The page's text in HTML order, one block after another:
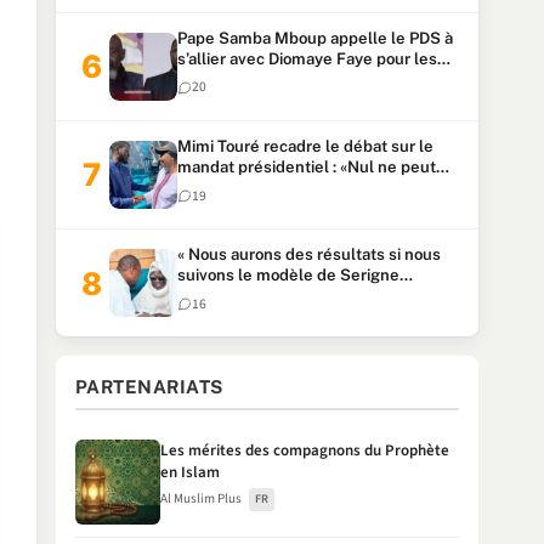
Pape Samba Mboup appelle le PDS à
s’allier avec Diomaye Faye pour les
locales et tacle Sonko
20
Mimi Touré recadre le débat sur le
mandat présidentiel : «Nul ne peut
faire plus de deux mandats
consécutifs de 5 ans»
19
« Nous aurons des résultats si nous
suivons le modèle de Serigne
Touba » : Ousmane Sonko au Khalife
Serigne Mountakha
16
PARTENARIATS
Les mérites des compagnons du Prophète
en Islam
Al Muslim Plus FR